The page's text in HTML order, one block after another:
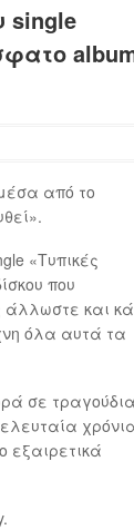
single
από το
«Τυπικές
που
άλλωστε και
όλα αυτά τα
σε τραγούδια
εξαιρετικά